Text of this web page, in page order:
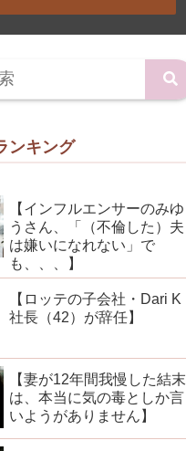
ンキング
【インフルエンサーのみゆ
うさん、「（不倫した）夫
は嫌いになれない」で
も、、、】
【ロッテの子会社・Dari K
社長（42）が辞任】
【妻が12年間我慢した結末
は、本当に気の毒としか言
いようがありません】